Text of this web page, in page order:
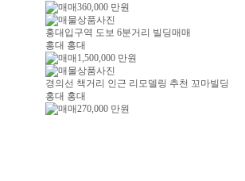
360,000 만원
홍대입구역 도보 6분거리 빌딩매매
홍대 홍대
1,500,000 만원
경의선 책거리 인근 리모델링 추천 꼬마빌딩
홍대 홍대
270,000 만원